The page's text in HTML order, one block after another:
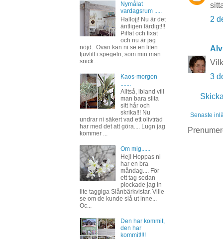
2
3
Senaste
Nymålat
vardagsrum .....
Hallojj! Nu är det
äntligen färdigt!!!
Piffat och fixat
och nu är jag
nöjd. Ovan kan ni se en liten
tjuvtitt i spegeln, som min man
snick...
Kaos-morgon
Alltså, ibland vill
man bara slita
sitt hår och
skrika!!! Nu
undrar ni säkert vad ett olivträd
har med det att göra.... Lugn jag
kommer ...
Om mig......
Hej! Hoppas ni
har en bra
måndag.... För
ett tag sedan
plockade jag in
lite taggiga Slånbärkvistar. Ville
se om de kunde slå ut inne...
Oc...
Den har kommit,
den har
kommit!!!!